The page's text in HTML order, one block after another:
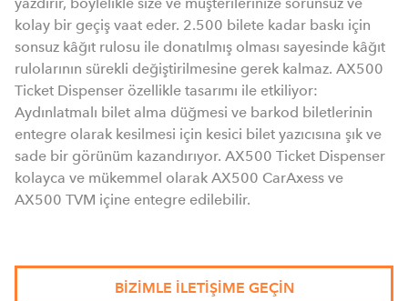
kolay bir geçiş vaat eder. 2.500 bilete kadar baskı için
sonsuz kâğıt rulosu ile donatılmış olması sayesinde kâğıt
rulolarının sürekli değiştirilmesine gerek kalmaz. AX500
Ticket Dispenser özellikle tasarımı ile etkiliyor:
Aydınlatmalı bilet alma düğmesi ve barkod biletlerinin
entegre olarak kesilmesi için kesici bilet yazıcısına şık ve
sade bir görünüm kazandırıyor. AX500 Ticket Dispenser
kolayca ve mükemmel olarak AX500 CarAxess ve
AX500 TVM içine entegre edilebilir.
BIZIMLE ILETIŞIME GEÇIN